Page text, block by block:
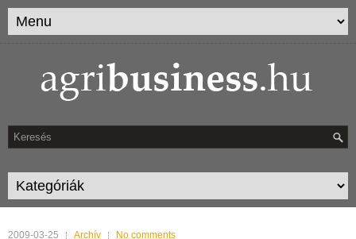
2009-03-25 Archív No comments